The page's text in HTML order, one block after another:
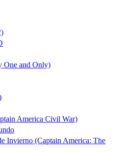
One and Only)
America Civil War)
Invierno (Captain America: The